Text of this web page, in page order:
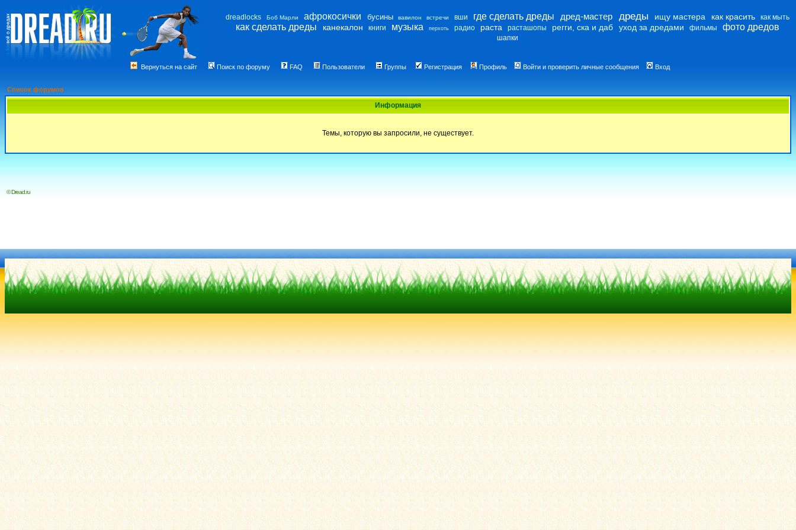
dreadlocks Боб Марли афрокосички бусины вавилон встречи вши где сделать дреды дред-мастер дреды ищу мастера как красить как мыть
как сделать дреды канекалон книги музыка перхоть радио раста расташопы регги, ска и даб уход за дредами фильмы фото дредов
шапки
Вернуться на сайт Поиск по форуму FAQ Пользователи Группы Регистрация Профиль Войти и проверить личные сообщения Вход
Список форумов
Информация
Темы, которую вы запросили, не существует.
© Dread.ru